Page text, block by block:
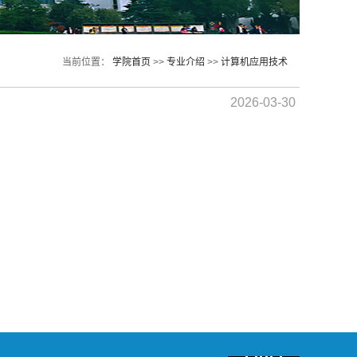
当前位置： 学院首页 >> 专业介绍 >> 计算机应用技术
2026-03-30